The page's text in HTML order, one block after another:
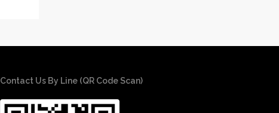
Contact Us By Line (QR Code Scan)